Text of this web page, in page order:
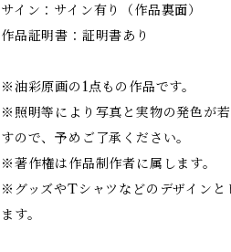
サイン：サイン有り（作品裏面）
作品証明書：証明書あり
※油彩原画の1点もの作品です。
※照明等により写真と実物の発色が
すので、予めご了承ください。
※著作権は作品制作者に属します。
※グッズやTシャツなどのデザインと
ます。